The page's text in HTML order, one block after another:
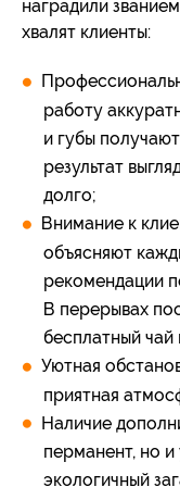
наградили
хвалят клиенты:
работу
и губы
результат
долго;
Внимание к
объясняют
рекомендации
В перерывах
бесплатный чай
Уютная
приятная
Наличие
перманент, но
экологичный